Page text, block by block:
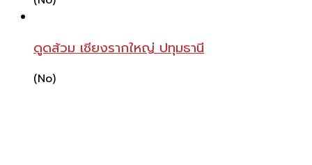
ดูดส้วม เชียงรากใหญ่ ปทุมธานี
(No)